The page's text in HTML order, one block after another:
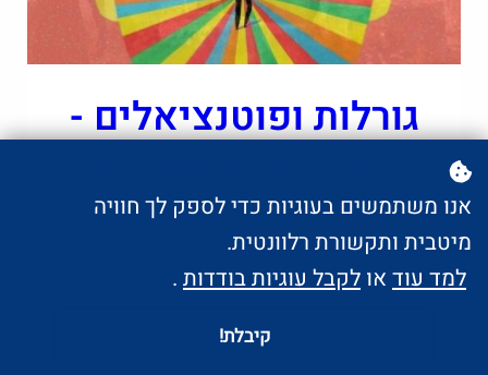
גורלות ופוטנציאלים -
$280
הצטרפות
אנו משתמשים בעוגיות כדי לספק לך חוויה
מיטבית ותקשורת רלוונטית.
למד עוד או לקבל עוגיות בודדות .
קיבלת!